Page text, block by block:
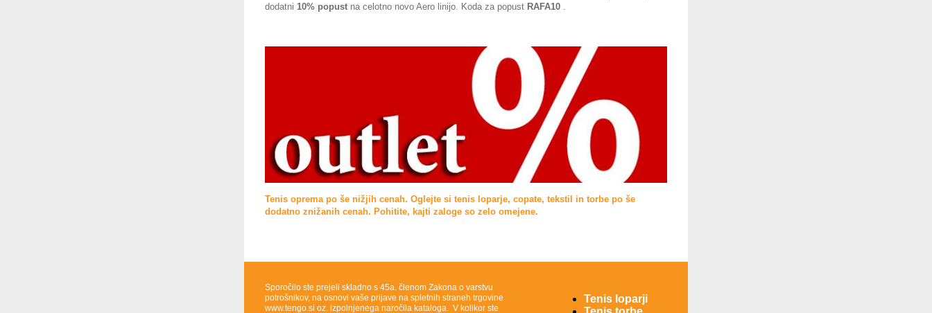
dodatni 10% popust na celotno novo Aero linijo. Koda za popust RAFA10 .
Tenis oprema po še nižjih cenah. Oglejte si tenis loparje, copate, tekstil in torbe po še
dodatno znižanih cenah. Pohitite, kajti zaloge so zelo omejene.
Sporočilo ste prejeli skladno s 45a. členom Zakona o varstvu
potrošnikov, na osnovi vaše prijave na spletnih straneh trgovine
www.tengo.si oz. izpolnjenega naročila kataloga. V kolikor ste
Tenis loparji